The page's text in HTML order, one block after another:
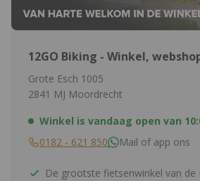
12GO Biking - Winkel,
Grote Esch 1005
2841 MJ Moordrecht
Winkel is vandaag open van
0182 - 621 850
Mail of app ons
De grootste fietsenwinkel van de